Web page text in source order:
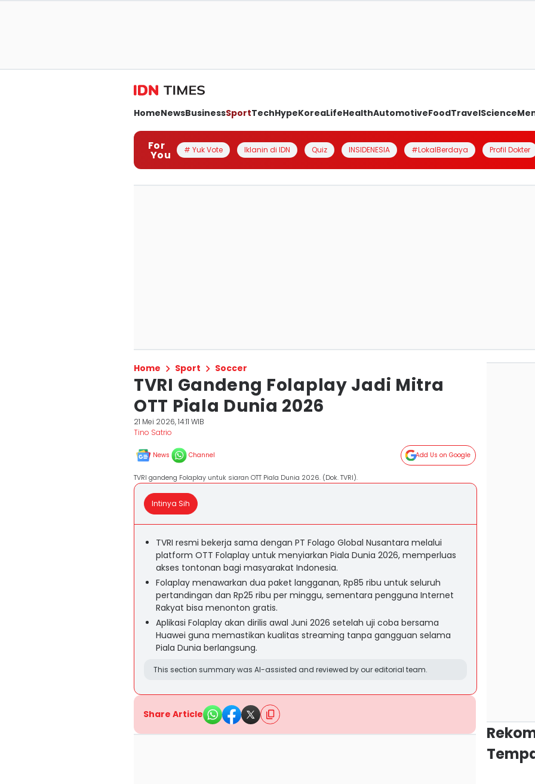
HomeNewsBusinessSportTechHypeKoreaLifeHealthAutomotiveFoodTravelScience
For
You # Yuk Vote Iklanin di IDN Quiz INSIDENESIA #LokalBerdaya Profil Dokter
Home Sport Soccer
TVRI Gandeng Folaplay Jadi Mitra
OTT Piala Dunia 2026
21 Mei 2026, 14:11 WIB
Tino Satrio
News Channel Add Us on Google
TVRI gandeng Folaplay untuk siaran OTT Piala Dunia 2026. (Dok. TVRI).
Intinya Sih
TVRI resmi bekerja sama dengan PT Folago Global Nusantara melalui
platform OTT Folaplay untuk menyiarkan Piala Dunia 2026, memperluas
akses tontonan bagi masyarakat Indonesia.
Folaplay menawarkan dua paket langganan, Rp85 ribu untuk seluruh
pertandingan dan Rp25 ribu per minggu, sementara pengguna Internet
Rakyat bisa menonton gratis.
Aplikasi Folaplay akan dirilis awal Juni 2026 setelah uji coba bersama
Huawei guna memastikan kualitas streaming tanpa gangguan selama
Piala Dunia berlangsung.
This section summary was AI-assisted and reviewed by our editorial team.
Share Article